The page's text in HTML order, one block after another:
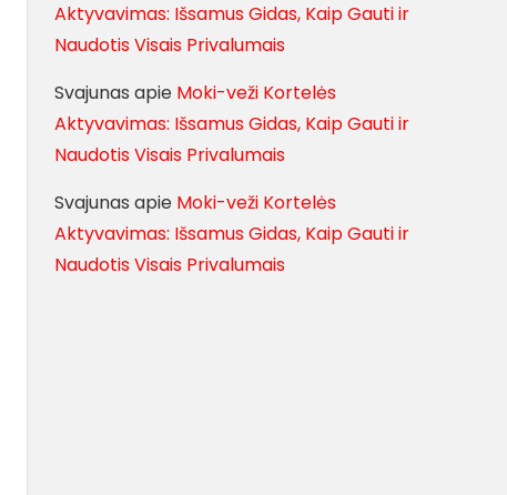
Aktyvavimas: Išsamus Gidas, Kaip Gauti ir
Naudotis Visais Privalumais
Svajunas apie Moki-veži Kortelės
Aktyvavimas: Išsamus Gidas, Kaip Gauti ir
Naudotis Visais Privalumais
Svajunas apie Moki-veži Kortelės
Aktyvavimas: Išsamus Gidas, Kaip Gauti ir
Naudotis Visais Privalumais